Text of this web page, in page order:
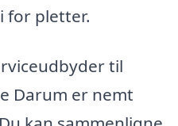
for pletter.
til
Darum er nemt